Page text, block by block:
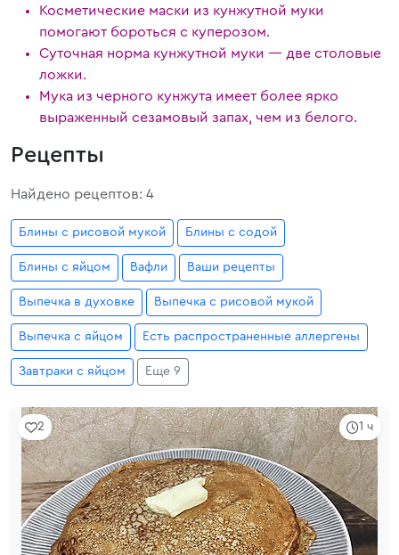
Косметические маски из кунжутной муки
помогают бороться с куперозом.
Суточная норма кунжутной муки — две столовые
ложки.
Мука из черного кунжута имеет более ярко
выраженный сезамовый запах, чем из белого.
Рецепты
Найдено рецептов: 4
Блины с рисовой мукой Блины с содой
Блины с яйцом Вафли Ваши рецепты
Выпечка в духовке Выпечка с рисовой мукой
Выпечка с яйцом Есть распространенные аллергены
Завтраки с яйцом Еще 9
1 ч
2